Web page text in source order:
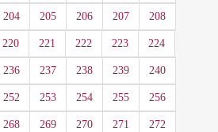
204 205 206 207 208
220 221 222 223 224
236 237 238 239 240
252 253 254 255 256
268 269 270 271 272